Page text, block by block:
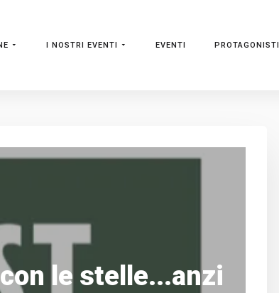
I NOSTRI EVENTI EVENTI PROTAGONISTI
le stelle...anzi